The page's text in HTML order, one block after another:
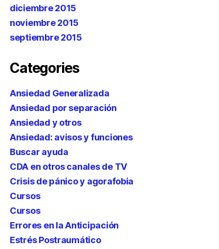
diciembre 2015
noviembre 2015
septiembre 2015
Categories
Ansiedad Generalizada
Ansiedad por separación
Ansiedad y otros
Ansiedad: avisos y funciones
Buscar ayuda
CDA en otros canales de TV
Crisis de pánico y agorafobia
Cursos
Cursos
Errores en la Anticipación
Estrés Postraumático